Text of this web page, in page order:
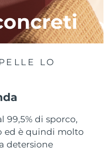
LO
99,5% di sporco,
ed è quindi molto
detersione
Consegna stimata8/10/26
Consegna stimata
Consegna stimata8/9/26
Consegna stimata